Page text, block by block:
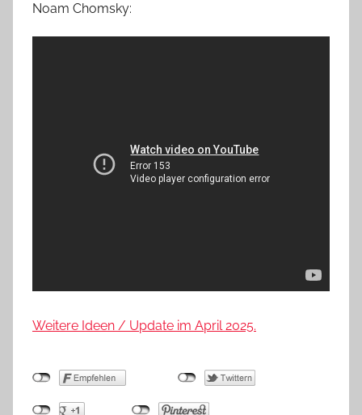
Noam Chomsky:
Weitere Ideen / Update im April 2025.